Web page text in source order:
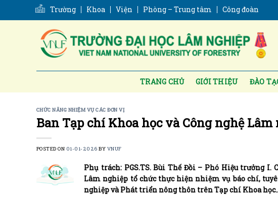
Trường Khoa Viện Phòng – Trung tâm Công đoàn
TRANG CHỦ GIỚI THIỆU ĐÀO
CHỨC NĂNG NHIỆM VỤ CÁC ĐƠN VỊ
Ban Tạp chí Khoa học và Công nghệ Lâm
POSTED ON 01-01-2026 BY VNUF
Phụ trách: PGS.TS. Bùi Thế Đồi – Phó Hiệu trưởng
Lâm nghiệp tổ chức thực hiện nhiệm vụ báo chí,
nghiệp và Phát triển nông thôn trên Tạp chí Khoa